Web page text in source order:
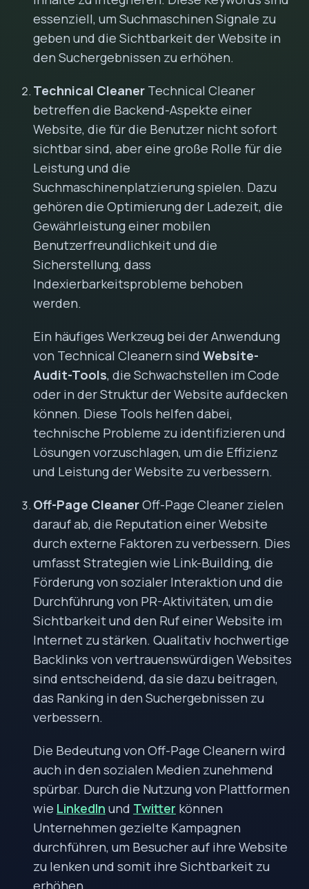
essenziell, um Suchmaschinen Signale zu
geben und die Sichtbarkeit der Website in
den Suchergebnissen zu erhöhen.
Technical Cleaner Technical Cleaner
betreffen die Backend-Aspekte einer
Website, die für die Benutzer nicht sofort
sichtbar sind, aber eine große Rolle für die
Leistung und die
Suchmaschinenplatzierung spielen. Dazu
gehören die Optimierung der Ladezeit, die
Gewährleistung einer mobilen
Benutzerfreundlichkeit und die
Sicherstellung, dass
Indexierbarkeitsprobleme behoben
werden.
Ein häufiges Werkzeug bei der Anwendung
von Technical Cleanern sind Website-
Audit-Tools, die Schwachstellen im Code
oder in der Struktur der Website aufdecken
können. Diese Tools helfen dabei,
technische Probleme zu identifizieren und
Lösungen vorzuschlagen, um die Effizienz
und Leistung der Website zu verbessern.
Off-Page CleanerOff-Page Cleaner zielen
darauf ab, die Reputation einer Website
durch externe Faktoren zu verbessern. Dies
umfasst Strategien wie Link-Building, die
Förderung von sozialer Interaktion und die
Durchführung von PR-Aktivitäten, um die
Sichtbarkeit und den Ruf einer Website im
Internet zu stärken. Qualitativ hochwertige
Backlinks von vertrauenswürdigen Websites
sind entscheidend, da sie dazu beitragen,
das Ranking in den Suchergebnissen zu
verbessern.
Die Bedeutung von Off-Page Cleanern wird
auch in den sozialen Medien zunehmend
spürbar. Durch die Nutzung von Plattformen
wie LinkedIn und Twitter können
Unternehmen gezielte Kampagnen
durchführen, um Besucher auf ihre Website
zu lenken und somit ihre Sichtbarkeit zu
erhöhen.